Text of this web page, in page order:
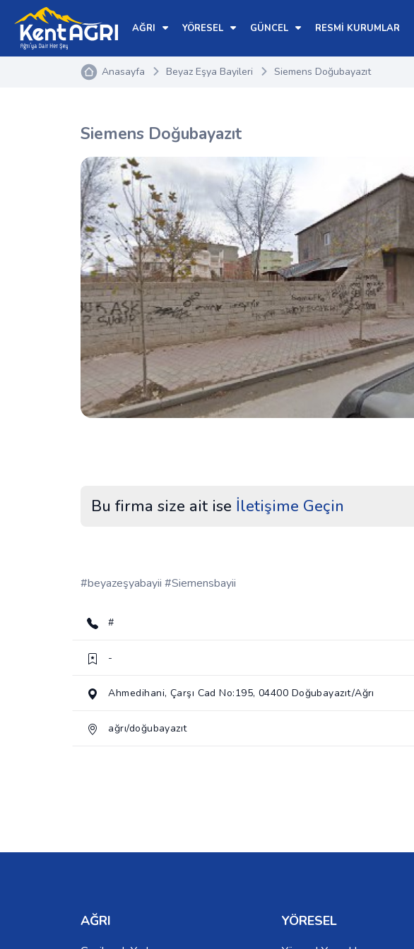
AĞRI YÖRESEL GÜNCEL RESMİ KURUMLAR
Anasayfa Beyaz Eşya Bayileri Siemens Doğubayazıt
Siemens Doğubayazıt
Bu firma size ait ise İletişime Geçin
#beyazeşyabayii #Siemensbayii
#
-
Ahmedihani, Çarşı Cad No:195, 04400 Doğubayazıt/Ağrı
ağrı/doğubayazıt
AĞRI YÖRESEL